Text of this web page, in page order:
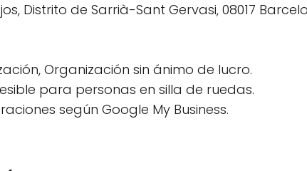
Distrito de Sarrià-Sant Gervasi, 08017
Organización sin ánimo de lucro.
para personas en silla de ruedas.
según Google My Business.